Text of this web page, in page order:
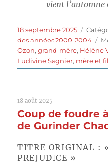
vient l’automne
Publié
le
18 septembre 2025
des années 2000-2004
Ozon,grand-mère, Hélène
Ludivine Sagnier, mère et
18 août 2025
Coup de foudre
de Gurinder
TITRE ORIGINAL :
PREJUDICE »